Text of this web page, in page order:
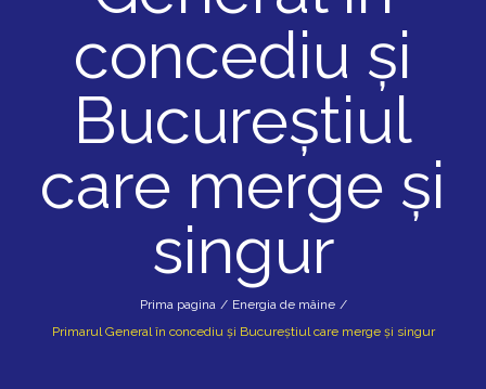
concediu şi
Bucureştiul
care merge şi
singur
Prima pagina / Energia de mâine /
Primarul General în concediu şi Bucureştiul care merge şi singur